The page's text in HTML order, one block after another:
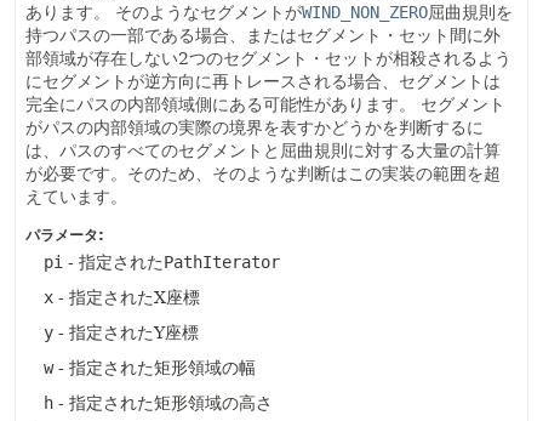
あります。
そのようなセグメントがWIND_NON_ZERO屈曲規則を
持つパスの一部である場合、またはセグメント・セット間に外
部領域が存在しない2つのセグメント・セットが相殺されるよう
にセグメントが逆方向に再トレースされる場合、セグメントは
完全にパスの内部領域側にある可能性があります。
セグメント
がパスの内部領域の実際の境界を表すかどうかを判断するに
は、パスのすべてのセグメントと屈曲規則に対する大量の計算
が必要です。そのため、そのような判断はこの実装の範囲を超
えています。
パラメータ:
pi - 指定されたPathIterator
x - 指定されたX座標
y - 指定されたY座標
w- 指定された矩形領域の幅
h - 指定された矩形領域の高さ